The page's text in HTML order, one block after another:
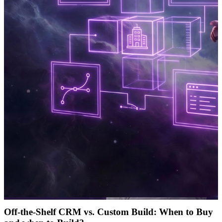
Off-the-Shelf CRM vs. Custom Build: When to Buy